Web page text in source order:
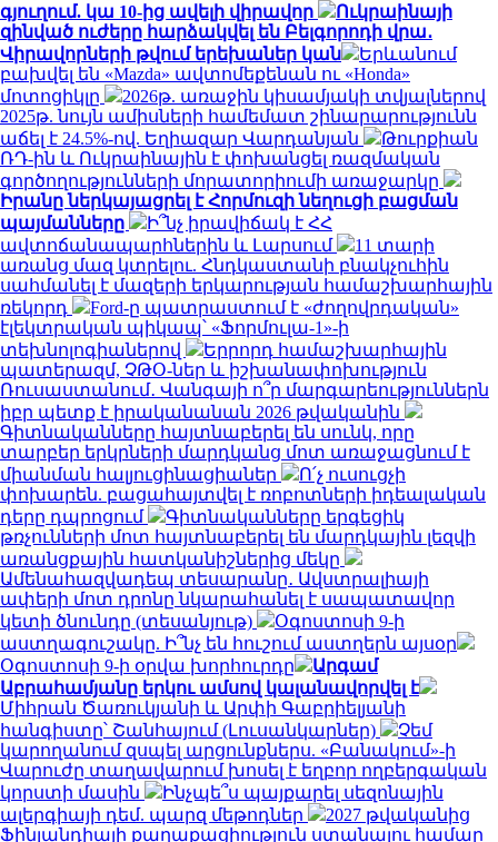
գյուղում. կա 10-ից ավելի վիրավոր
Ուկրաինայի
զինված ուժերը հարձակվել են Բելգորոդի վրա․
Վիրավորների թվում երեխաներ կան
Երևանում
բախվել են «Mazda» ավտոմեքենան ու «Honda»
մոտոցիկլը
2026թ. առաջին կիսամյակի տվյալներով
2025թ. նույն ամիսների համեմատ շինարարությունն
աճել է 24.5%-ով. Եղիազար Վարդանյան
Թուրքիան
ՌԴ-ին և Ուկրաինային է փոխանցել ռազմական
գործողությունների մորատորիումի առաջարկը
Իրանը ներկայացրել է Հորմուզի նեղուցի բացման
պայմանները
Ի՞նչ իրավիճակ է ՀՀ
ավտոճանապարհներին և Լարսում
11 տարի
առանց մազ կտրելու. Հնդկաստանի բնակչուհին
սահմանել է մազերի երկարության համաշխարհային
ռեկորդ
Ford-ը պատրաստում է «ժողովրդական»
էլեկտրական պիկապ՝ «Ֆորմուլա-1»-ի
տեխնոլոգիաներով
Երրորդ համաշխարհային
պատերազմ, ՉԹՕ-ներ և իշխանափոխություն
Ռուսաստանում․ Վանգայի ո՞ր մարգարեություններն
իբր պետք է իրականանան 2026 թվականին
Գիտնականները հայտնաբերել են սունկ, որը
տարբեր երկրների մարդկանց մոտ առաջացնում է
միանման հալյուցինացիաներ
Ո՛չ ուսուցչի
փոխարեն. բացահայտվել է ռոբոտների իդեալական
դերը դպրոցում
Գիտնականները երգեցիկ
թռչունների մոտ հայտնաբերել են մարդկային լեզվի
առանցքային հատկանիշներից մեկը
Ամենահազվադեպ տեսարանը․ Ավստրալիայի
ափերի մոտ դրոնը նկարահանել է սապատավոր
կետի ծնունդը (տեսանյութ)
Օգոստոսի 9-ի
աստղագուշակը. Ի՞նչ են հուշում աստղերն այսօր
Օգոստոսի 9-ի օրվա խորհուրդը
Արգամ
Աբրահամյանը երկու ամսով կալանավորվել է
Միհրան Ծառուկյանի և Արփի Գաբրիելյանի
հանգիստը՝ Շանհայում (Լուսանկարներ)
Չեմ
կարողանում զսպել արցունքներս. «Բանակում»-ի
Վարուժը տաղավարում խոսել է եղբոր ողբերգական
կորստի մասին
Ինչպե՞ս պայքարել սեզոնային
ալերգիայի դեմ. պարզ մեթոդներ
2027 թվականից
Ֆինլանդիայի քաղաքացիություն ստանալու համար